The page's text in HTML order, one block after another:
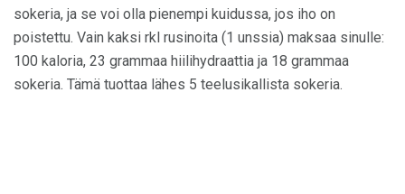
sokeria, ja se voi olla pienempi kuidussa, jos iho on
poistettu. Vain kaksi rkl rusinoita (1 unssia) maksaa sinulle:
100 kaloria, 23 grammaa hiilihydraattia ja 18 grammaa
sokeria. Tämä tuottaa lähes 5 teelusikallista sokeria.